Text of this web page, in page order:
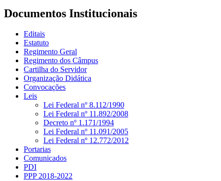
Documentos Institucionais
Editais
Estatuto
Regimento Geral
Regimento dos Câmpus
Cartilha do Servidor
Organização Didática
Convocações
Leis
Lei Federal nº 8.112/1990
Lei Federal nº 11.892/2008
Decreto nº 1.171/1994
Lei Federal nº 11.091/2005
Lei Federal nº 12.772/2012
Portarias
Comunicados
PDI
PPP 2018-2022